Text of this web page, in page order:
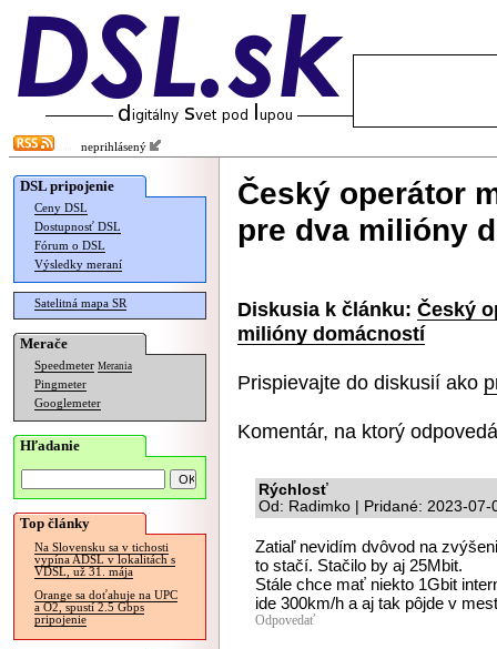
neprihlásený
DSL pripojenie
Ceny DSL
Dostupnosť DSL
Fórum o DSL
Výsledky meraní
Satelitná mapa SR
Merače
Speedmeter Merania
Pingmeter
Googlemeter
Hľadanie
Top články
Na Slovensku sa v tichosti
vypína ADSL v lokalitách s
VDSL, už 31. mája
Orange sa doťahuje na UPC
a O2, spustí 2.5 Gbps
pripojenie
Český operátor
pre dva milióny
Diskusia k článku: Český
milióny domácností
Prispievajte do diskusií ako
Komentár, na ktorý
Rýchlosť
Od: Radimko | Pridané: 2023-07-
Zatiaľ nevidím dvôvod na
to stačí. Stačilo by aj 25Mbit.
Stále chce mať niekto 1Gbit
ide 300km/h a aj tak pôjde v
Odpovedať